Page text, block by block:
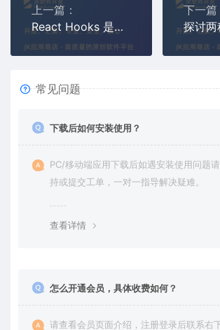
上一篇：
React Hooks 是什么？为什么需要 Hooks？本文带你详细了解
下一篇
常见问题
下载后如何安装使用？
PC/移动端应用下载后如遇安装使用问题
持或提交工单，一对一指导解决疑难。
查看详情
怎么开通会员，具体收费如何？
请查看会员页面介绍，注册登录后联系右